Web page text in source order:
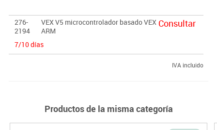
12 Puertos rápidos de E/S digitales que se pueden utilizar como
interrupciones.
276-
2194
VEX V5 microcontrolador basado VEX
ARM
7/10 días
Consultar
IVA incluido
Productos de la misma categoría